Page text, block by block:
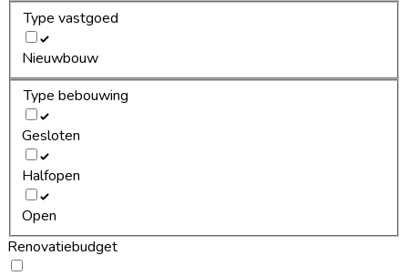
Type vastgoed
Nieuwbouw
Type bebouwing
Gesloten
Halfopen
Open
Renovatiebudget